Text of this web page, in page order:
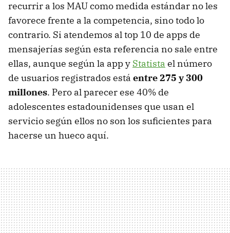
recurrir a los MAU como medida estándar no les
favorece frente a la competencia, sino todo lo
contrario. Si atendemos al top 10 de apps de
mensajerías según esta referencia no sale entre
ellas, aunque según la app y Statista el número
de usuarios registrados está entre 275 y 300
millones. Pero al parecer ese 40% de
adolescentes estadounidenses que usan el
servicio según ellos no son los suficientes para
hacerse un hueco aquí.